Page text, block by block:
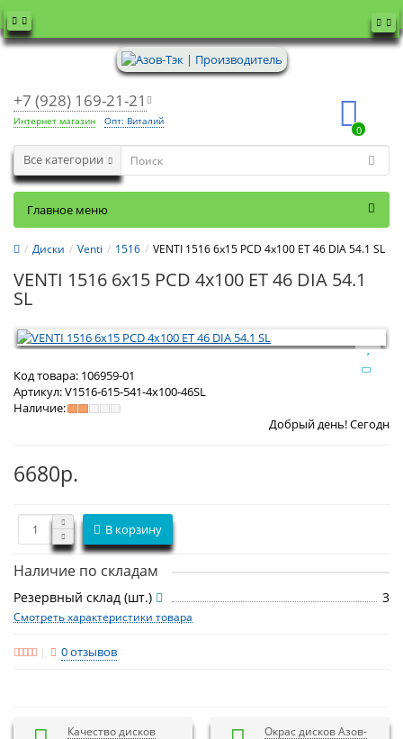
+7 (928) 169-21-21
Интернет магазин Опт: Виталий
0
Все категории
Главное меню
Диски Venti 1516 VENTI 1516 6x15 PCD 4x100 ET 46 DIA 54.1 SL
VENTI 1516 6x15 PCD 4x100 ET 46 DIA 54.1
SL
Код товара: 106959-01
Артикул:V1516-615-541-4x100-46SL
Наличие:
Добрый день! СегодняВоскресенье
6680р.
В корзину
Наличие по складам
Резервный склад (шт.) 3
Смотреть характеристики товара
0 отзывов
Качество дисков
Окрас дисков Азов-